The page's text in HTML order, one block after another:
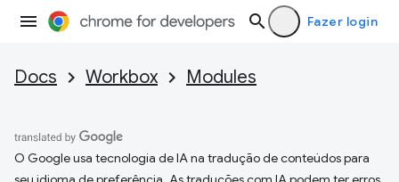
Fazer login
Docs Workbox Modules
O Google usa tecnologia de IA na tradução de conteúdos para